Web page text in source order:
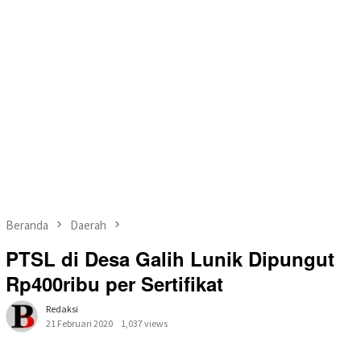
Beranda Daerah
PTSL di Desa Galih Lunik Dipungut
Rp400ribu per Sertifikat
Redaksi
21 Februari 2020
1,037 views